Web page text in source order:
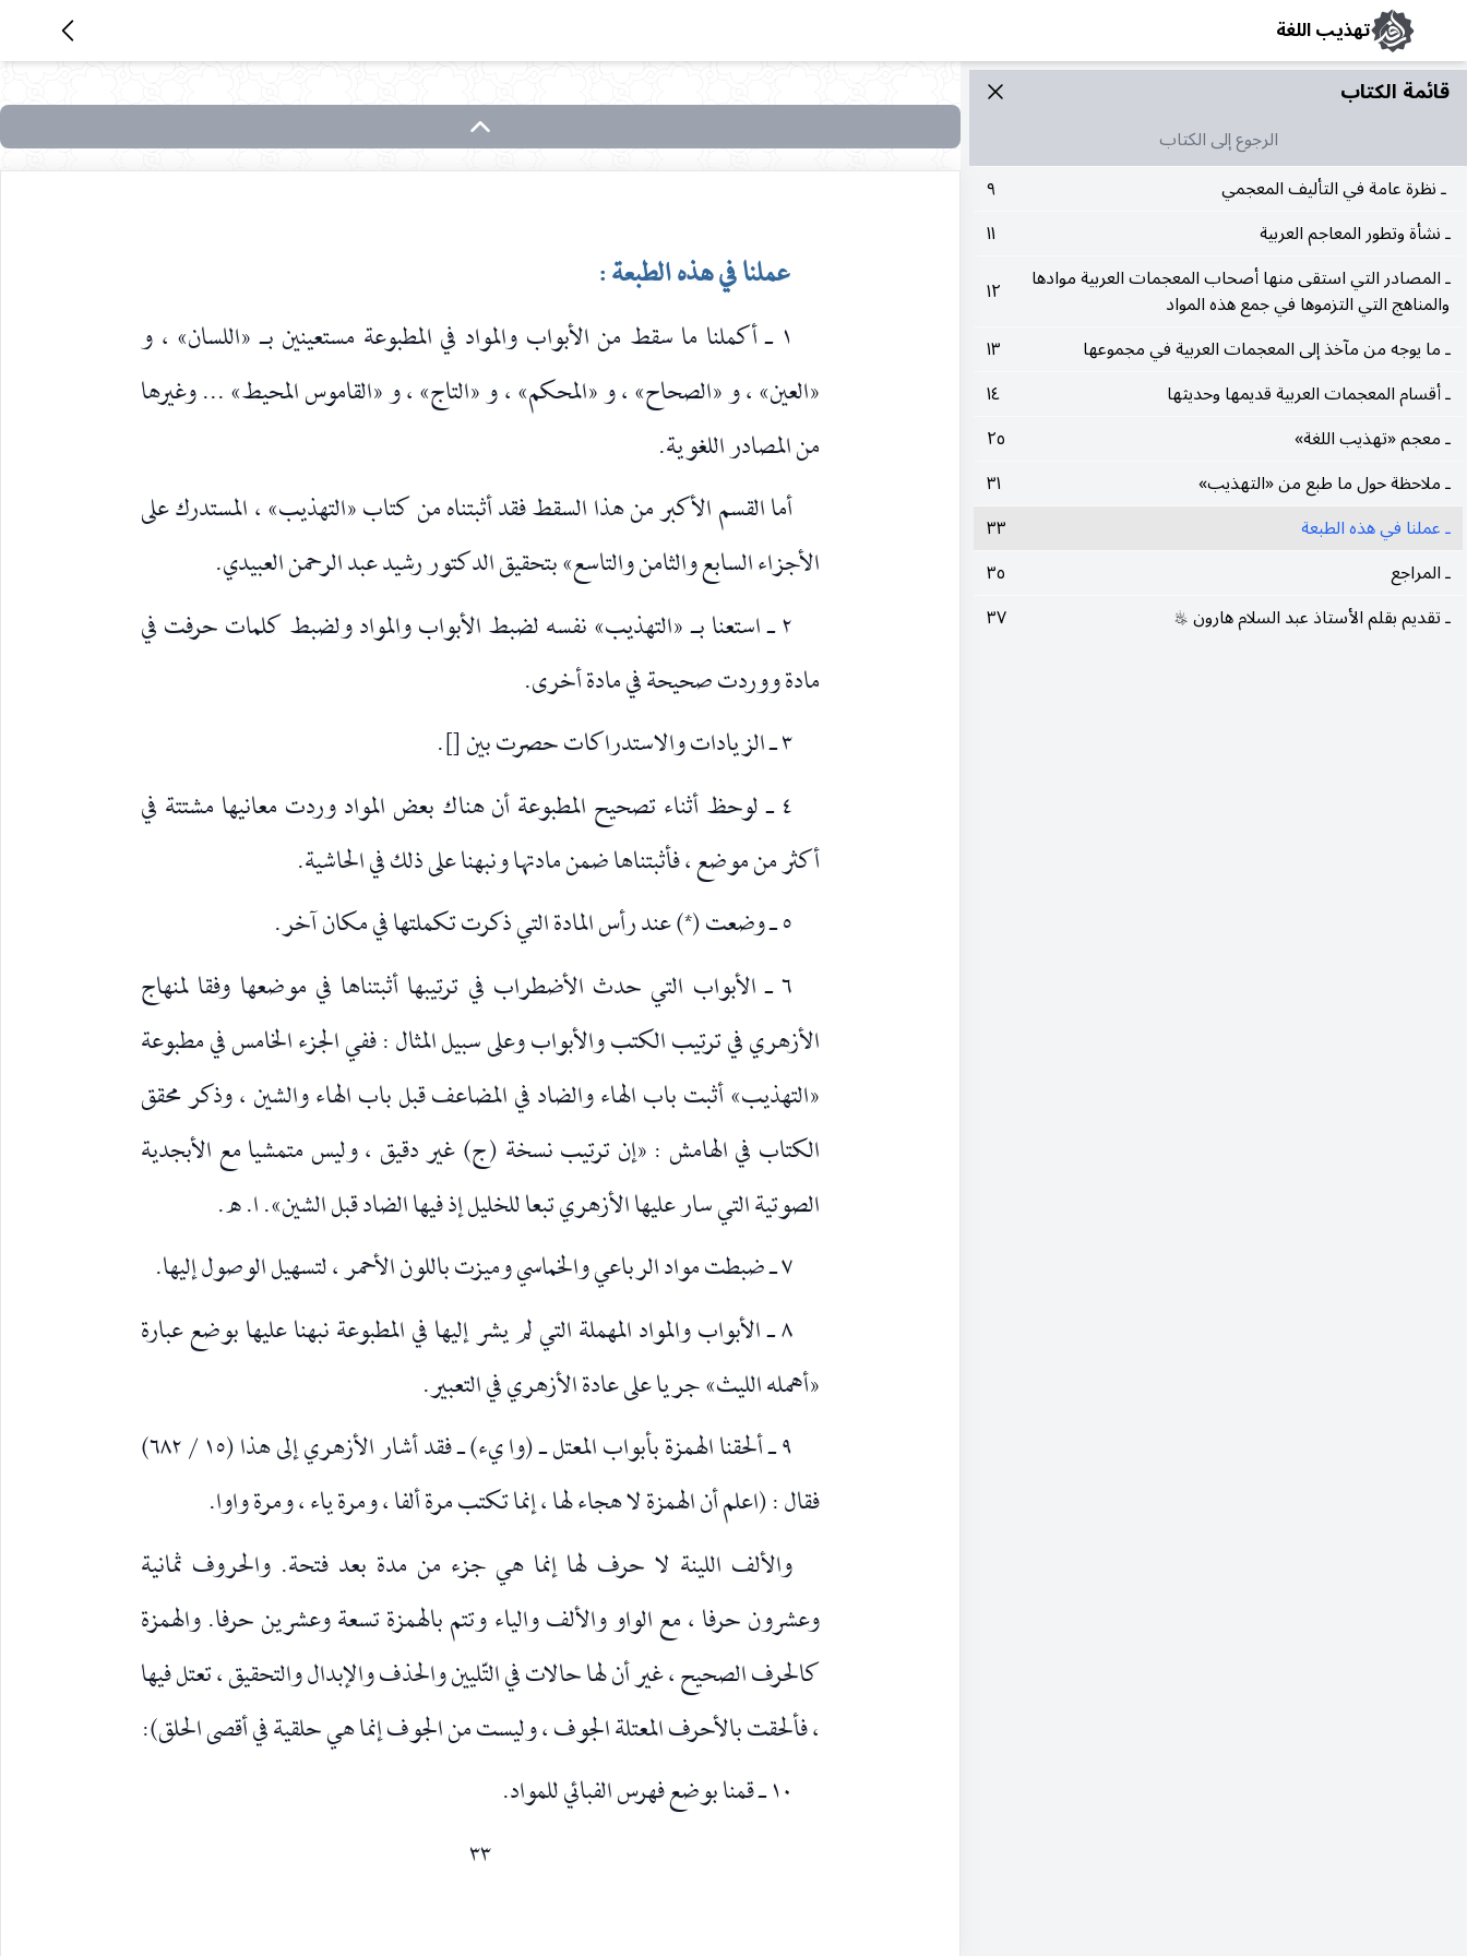
تهذيب اللغة
قائمة الکتاب
الرجوع إلى الكتاب
ـ نظرة عامة في التأليف المعجمي
٩
ـ نشأة وتطور المعاجم العربية
١١
ـ المصادر التي استقى منها أصحاب المعجمات العربية موادها
والمناهج التي التزموها في جمع هذه المواد
١٢
ـ ما يوجه من مآخذ إلى المعجمات العربية في مجموعها
١٣
ـ أقسام المعجمات العربية قديمها وحديثها
١٤
ـ معجم «تهذيب اللغة»
٢٥
ـ ملاحظة حول ما طبع من «التهذيب»
٣١
ـ عملنا في هذه الطبعة
٣٣
ـ المراجع
٣٥
ـ تقديم بقلم الأستاذ عبد السلام هارون رحمه‌الله ٣٧
البحث
البحث
في
عملنا في هذه الطبعة :
١ ـ أكملنا ما سقط من الأبواب والمواد في المطبوعة مستعينين بـ «اللسان» ، و
«العين» ، و «الصحاح» ، و «المحكم» ، و «التاج» ، و «القاموس المحيط» ... وغيرها
من المصادر اللغوية.
أما القسم الأكبر من هذا السقط فقد أثبتناه من كتاب «التهذيب» ، المستدرك على
الأجزاء السابع والثامن والتاسع» بتحقيق الدكتور رشيد عبد الرحمن العبيدي.
٢ ـ استعنا بـ «التهذيب» نفسه لضبط الأبواب والمواد ولضبط كلمات حرفت في
مادة ووردت صحيحة في مادة أخرى.
٣ ـ الزيادات والاستدراكات حصرت بين [].
٤ ـ لوحظ أثناء تصحيح المطبوعة أن هناك بعض المواد وردت معانيها مشتتة في
أكثر من موضع ، فأثبتناها ضمن مادتها ونبهنا على ذلك في الحاشية.
٥ ـ وضعت (*) عند رأس المادة التي ذكرت تكملتها في مكان آخر.
٦ ـ الأبواب التي حدث الأضطراب في ترتيبها أثبتناها في موضعها وفقا لمنهاج
الأزهري في ترتيب الكتب والأبواب وعلى سبيل المثال : ففي الجزء الخامس في مطبوعة
«التهذيب» أثبت باب الهاء والضاد في المضاعف قبل باب الهاء والشين ، وذكر محقق
الكتاب في الهامش : «إن ترتيب نسخة (ج) غير دقيق ، وليس متمشيا مع الأبجدية
الصوتية التي سار عليها الأزهري تبعا للخليل إذ فيها الضاد قبل الشين». ا. ه.
٧ ـ ضبطت مواد الرباعي والخماسي وميزت باللون الأحمر ، لتسهيل الوصول إليها.
٨ ـ الأبواب والمواد المهملة التي لم يشر إليها في المطبوعة نبهنا عليها بوضع عبارة
«أهمله الليث» جريا على عادة الأزهري في التعبير.
٩ ـ ألحقنا الهمزة بأبواب المعتل ـ (وا يء) ـ فقد أشار الأزهري إلى هذا (١٥ / ٦٨٢)
فقال : (اعلم أن الهمزة لا هجاء لها ، إنما تكتب مرة ألفا ، ومرة ياء ، ومرة واوا.
والألف اللينة لا حرف لها إنما هي جزء من مدة بعد فتحة. والحروف ثمانية
وعشرون حرفا ، مع الواو والألف والياء وتتم بالهمزة تسعة وعشرين حرفا. والهمزة
كالحرف الصحيح ، غير أن لها حالات في التّليين والحذف والإبدال والتحقيق ، تعتل فيها
، فألحقت بالأحرف المعتلة الجوف ، وليست من الجوف إنما هي حلقية في أقصى الحلق):
١٠ ـ قمنا بوضع فهرس الفبائي للمواد.
٣٣